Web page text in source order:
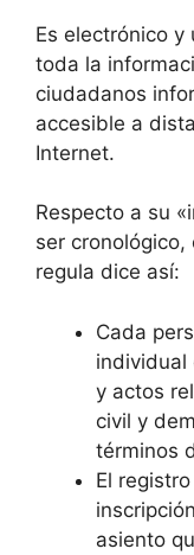
Es electrónico y
toda la
ciudadanos
accesible a
Internet.
Respecto a su
ser
regula dice así:
Cada
individual
y actos
civil y
términos
El
asiento